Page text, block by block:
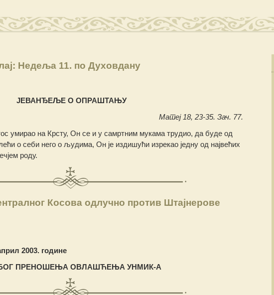
Недеља 11. по Духовдану
ЈЕВАНЂЕЉЕ О ОПРАШТАЊУ
Матеј 18, 23-35. Зач. 77.
умирао на Крсту, Он се и у самртним мукама трудио, да буде од
о себи него о људима, Он је издишући изрекао једну од највећих
роду.
Косова одлучно против Штајнерове
2003. године
ПРЕНОШЕЊА ОВЛАШЋЕЊА УНМИК-А